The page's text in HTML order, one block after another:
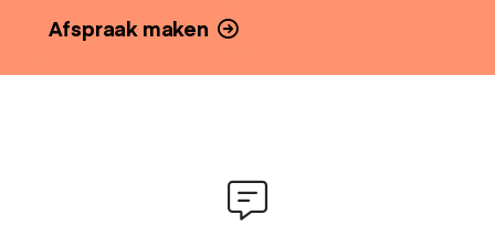
Afspraak maken